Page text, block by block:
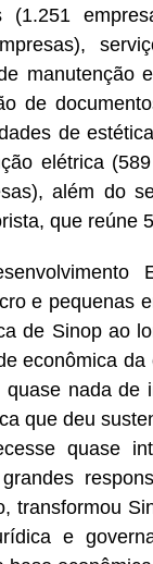
(1.251
manutenção
de
de
elétrica
além do
que reúne
e pequenas
de Sinop ao
econômica
quase nada
que deu
quase
transformou
e